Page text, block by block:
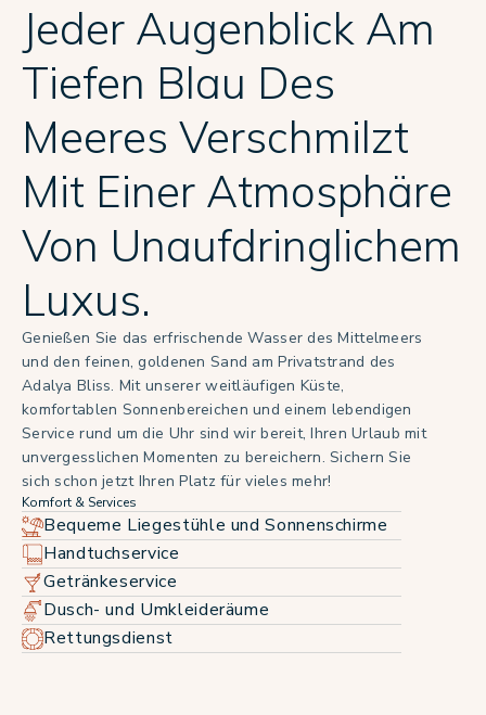
Jeder Augenblick Am
Tiefen Blau Des
Meeres Verschmilzt
Mit Einer Atmosphäre
Von Unaufdringlichem
Luxus.
Genießen Sie das erfrischende Wasser des Mittelmeers
und den feinen, goldenen Sand am Privatstrand des
Adalya Bliss. Mit unserer weitläufigen Küste,
komfortablen Sonnenbereichen und einem lebendigen
Service rund um die Uhr sind wir bereit, Ihren Urlaub mit
unvergesslichen Momenten zu bereichern. Sichern Sie
sich schon jetzt Ihren Platz für vieles mehr!
Komfort & Services
Bequeme Liegestühle und Sonnenschirme
Handtuchservice
Getränkeservice
Dusch- und Umkleideräume
Rettungsdienst